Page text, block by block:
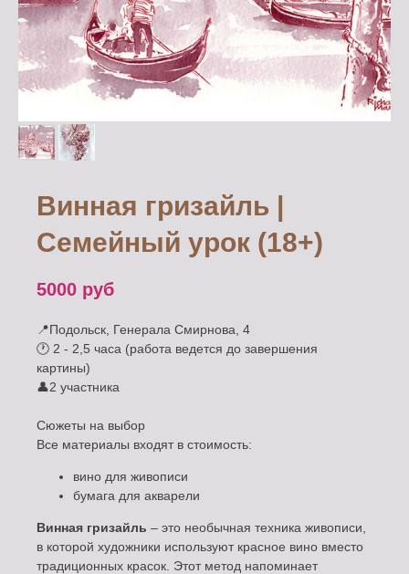
Винная гризайль |
Семейный урок (18+)
5000 руб
📍Подольск, Генерала Смирнова, 4
🕐 2 - 2,5 часа (работа ведется до завершения
картины)
👤2 участника
Сюжеты на выбор
Все материалы входят в стоимость:
вино для живописи
бумага для акварели
Винная гризайль – это необычная техника живописи,
в которой художники используют красное вино вместо
традиционных красок. Этот метод напоминает